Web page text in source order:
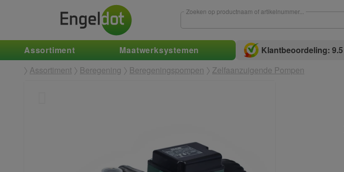
Zoeken op productnaam of artikelnummer...
Assortiment Maatwerksystemen Klantbeoordeling: 9.5
Assortiment
Beregening Beregeningspompen Zelfaanzuigende Pompen